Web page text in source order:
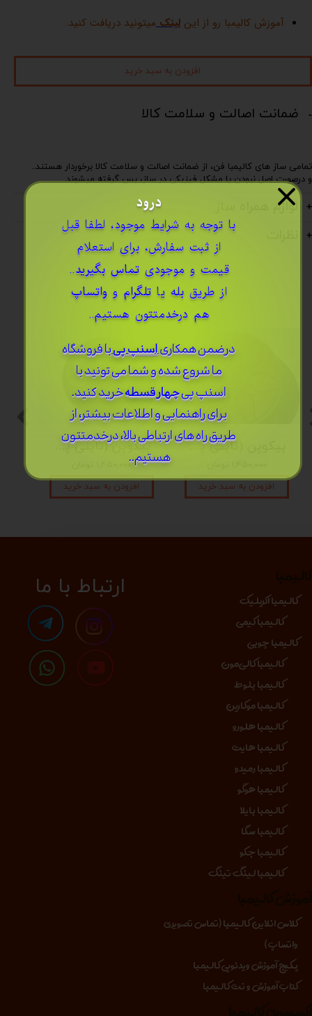
آموزش کالیمبا رو از اینلینکمیتونید دریافت کنید.
افزودن به سبد خرید
ضمانت اصالت و سلامت کالا
تمامی ساز های کالیمبا فن، از ضمانت اصالت و سلامت کالا برخوردار هستند..
و درصورت اصل نبودن یا مشکل فیزیکی در ساز، پس گرفته میشوند..
لوازم همراه ساز
پیکوپن (تاینی پن) 6 نت برند دلکو
۱,۴۵۰,۰۰۰ تومان
افزودن به سبد خرید
پیکوپن (تاینی پن) 6 نت برند دلکو
افزودن به سبد خرید
​​​ارتباط با ما
کالیمبا اکریلیک
کالیمبا کیمی
کالیمبا چوبی
کالیمبا کالی‌مون
کالیمبا بلوط
کالیمبا موکارین
کالیمبا هلورو
کالیمبا هایت
کالیمبا رمیدو
کالیمبا هوگو
کالیمبا بایلا
کالیمبا سگا
کالیمبا جکو
کالیمبا لینگ تینگ
کلاس انلاین کالیمبا (تماس تصویری
واتساپ)
پکیج آموزش ویدئویی کالیمبا
کتاب آموزش و نت کالیمبا
درود
​با توجه به شرایط موجود، لطفا قبل
از ثبت سفارش، برای استعلام
قیمت و موجودی تماس بگیرید..
از طریق بله یا تلگرام و واتساپ
هم درخدمتتون هستیم..
درضمن ​همکاریاسنپ پیبا فروشگاه
ما شروع شده و شما می تونید با
اسنپ پیچهار قسطهخرید کنید.
برای راهنمایی و اطلاعات بیشتر، از
طریق راه های ارتباطی بالا، درخدمتتون
هستیم..